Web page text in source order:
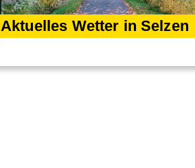
Aktuelles Wetter in Selzen